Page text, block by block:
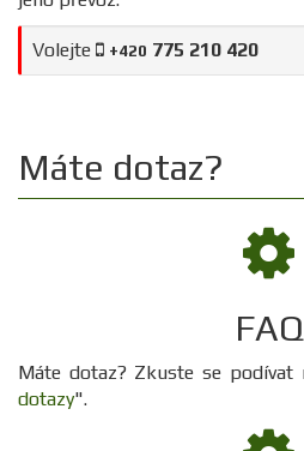
Volejte +420 775 210 420
Máte dotaz?
FAQ
Máte dotaz? Zkuste se podívat
dotazy".